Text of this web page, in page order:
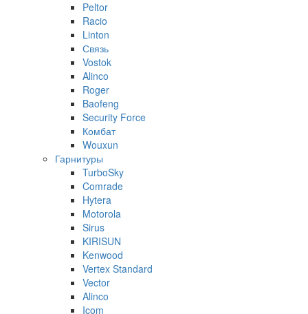
Peltor
Racio
Linton
Связь
Vostok
Alinco
Roger
Baofeng
Security Force
Комбат
Wouxun
Гарнитуры
TurboSky
Comrade
Hytera
Motorola
Sirus
KIRISUN
Kenwood
Vertex Standard
Vector
Alinco
Icom